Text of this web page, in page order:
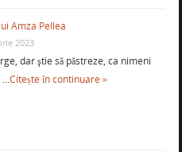
Amza Pellea
2023
dar ştie să păstreze, ca nimeni
…Citește în continuare »